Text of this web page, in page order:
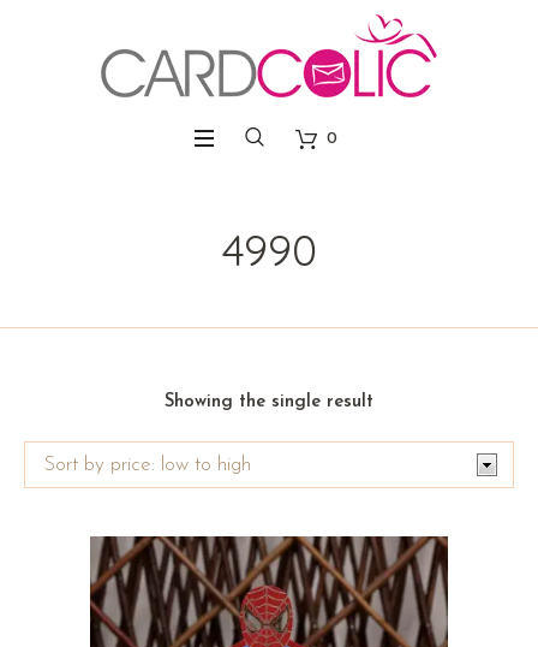
0
4990
Showing the single result